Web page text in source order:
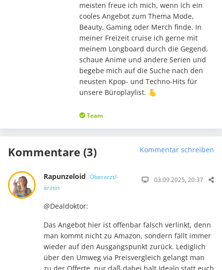
meisten freue ich mich, wenn ich ein
cooles Angebot zum Thema Mode,
Beauty, Gaming oder Merch finde. In
meiner Freizeit cruise ich gerne mit
meinem Longboard durch die Gegend,
schaue Anime und andere Serien und
begebe mich auf die Suche nach den
neusten Kpop- und Techno-Hits für
unsere Büroplaylist. 🫰
Team
Kommentare (3) Kommentar schreiben
Rapunzeloid Oberarzt/-
ärztin
03.09.2025, 20:37
@Dealdoktor:
Das Angebot hier ist offenbar falsch verlinkt, denn
man kommt nicht zu Amazon, sondern fällt immer
wieder auf den Ausgangspunkt zurück. Lediglich
über den Umweg via Preis­ver­gleich gelangt man